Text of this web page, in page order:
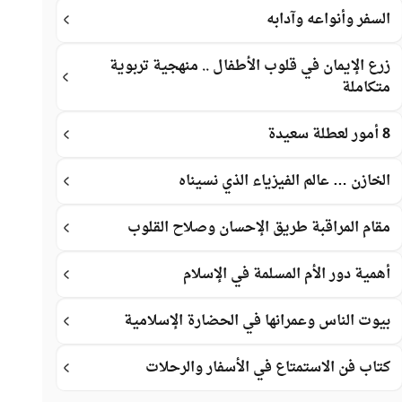
السفر وأنواعه وآدابه
زرع الإيمان في قلوب الأطفال .. منهجية تربوية
متكاملة
8 أمور لعطلة سعيدة
الخازن … عالم الفيزياء الذي نسيناه
مقام المراقبة طريق الإحسان وصلاح القلوب
أهمية دور الأم المسلمة في الإسلام
بيوت الناس وعمرانها في الحضارة الإسلامية
كتاب فن الاستمتاع في الأسفار والرحلات